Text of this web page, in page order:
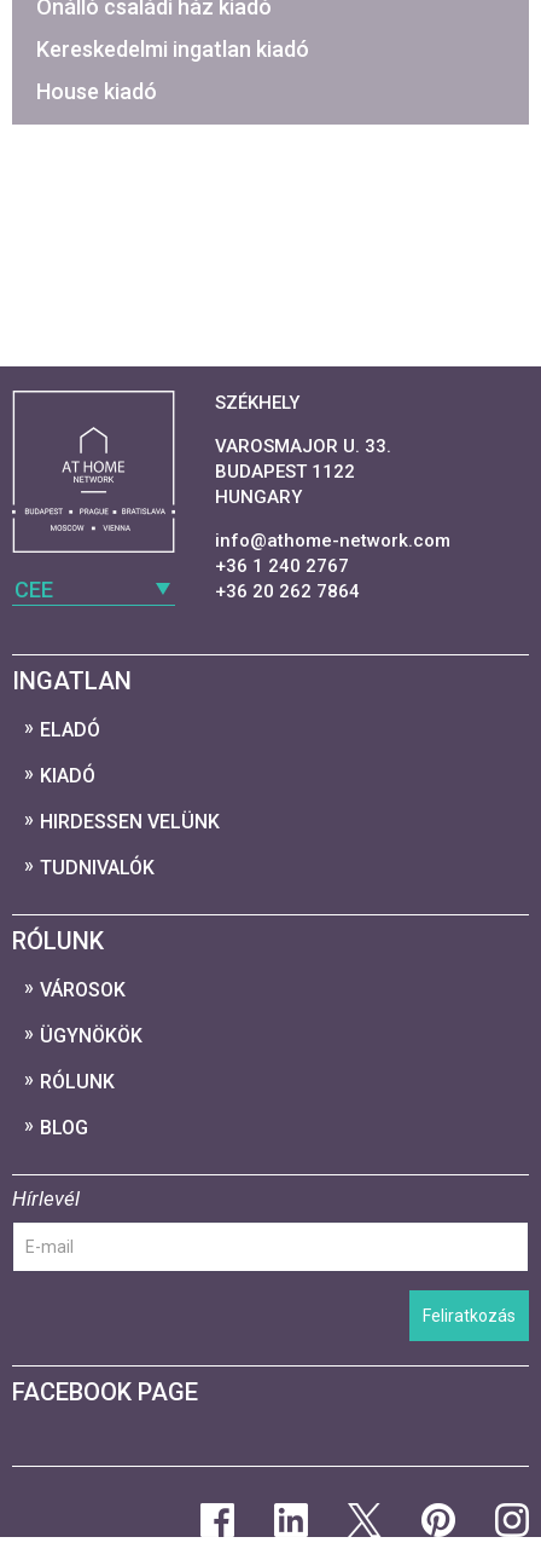
Önálló családi ház kiadó
Kereskedelmi ingatlan kiadó
House kiadó
CEE
SZÉKHELY
VAROSMAJOR U. 33.
BUDAPEST 1122
HUNGARY
info@athome-network.com
+36 1 240 2767
+36 20 262 7864
INGATLAN
ELADÓ
KIADÓ
HIRDESSEN VELÜNK
TUDNIVALÓK
RÓLUNK
VÁROSOK
ÜGYNÖKÖK
RÓLUNK
BLOG
Hírlevél
Feliratkozás
FACEBOOK PAGE